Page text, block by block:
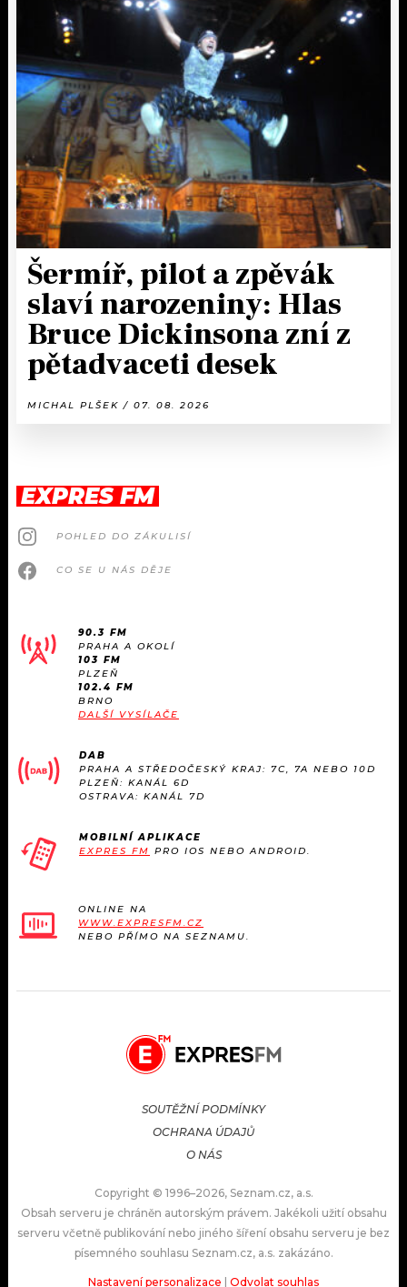
Šermíř, pilot a zpěvák
slaví narozeniny: Hlas
Bruce Dickinsona zní z
pětadvaceti desek
MICHAL PLŠEK / 07. 08. 2026
EXPRES FM
POHLED DO ZÁKULISÍ
CO SE U NÁS DĚJE
90.3 FM
PRAHA A OKOLÍ
103 FM
PLZEŇ
102.4 FM
BRNO
DALŠÍ VYSÍLAČE
DAB
PRAHA A STŘEDOČESKÝ KRAJ: 7C, 7A NEBO 10D
PLZEŇ: KANÁL 6D
OSTRAVA: KANÁL 7D
MOBILNÍ APLIKACE
EXPRES FM PRO IOS NEBO ANDROID.
ONLINE NA
WWW.EXPRESFM.CZ
NEBO PŘÍMO NA SEZNAMU.
SOUTĚŽNÍ PODMÍNKY
OCHRANA ÚDAJŮ
O NÁS
Copyright © 1996–2026, Seznam.cz, a.s.
Obsah serveru je chráněn autorským právem. Jakékoli užití obsahu
serveru včetně publikování nebo jiného šíření obsahu serveru je bez
písemného souhlasu Seznam.cz, a.s. zakázáno.
Nastavení personalizace Odvolat souhlas